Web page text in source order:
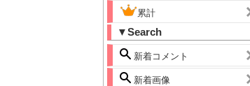
累計
▼Search
新着コメント
新着画像